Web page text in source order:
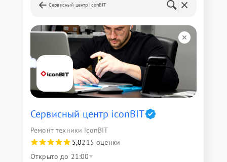
Сервисный центр iconBIT
Сервисный центр iconBIT
Ремонт техники iconBIT
5,0215 оценки
Открыто до 21:00